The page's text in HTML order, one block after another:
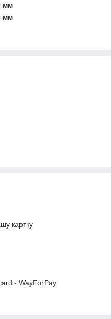
мм
мм
картку
- WayForPay